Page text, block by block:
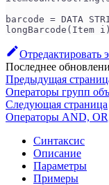
barcode = DATA
longBarcode(Item
Отредактировать
Последнее
Предыдущая
Операторы групп
Следующая страница
Операторы AND,
Синтаксис
Описание
Параметры
Примеры